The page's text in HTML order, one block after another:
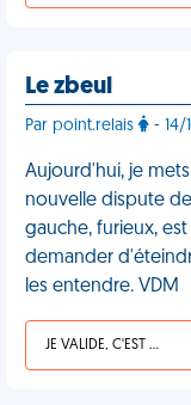
Le zbeul
Par point.relais - 14/
Aujourd'hui, je
nouvelle dispute
gauche, furieux,
demander
les entendre. VDM
JE VALIDE, C'EST UNE VDM